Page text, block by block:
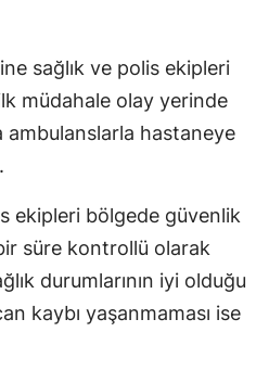
sağlık ve polis ekipleri
müdahale olay yerinde
ambulanslarla hastaneye
ekipleri bölgede güvenlik
süre kontrollü olarak
durumlarının iyi olduğu
kaybı yaşanmaması ise